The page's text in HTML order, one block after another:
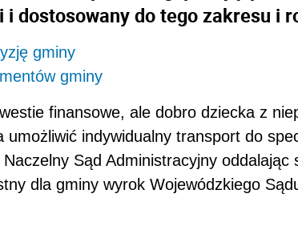
i dostosowany do tego zakresu i
gminy
gminy
finansowe, ale dobro dziecka z
umożliwić indywidualny transport do
Naczelny Sąd Administracyjny oddalając
dla gminy wyrok Wojewódzkiego